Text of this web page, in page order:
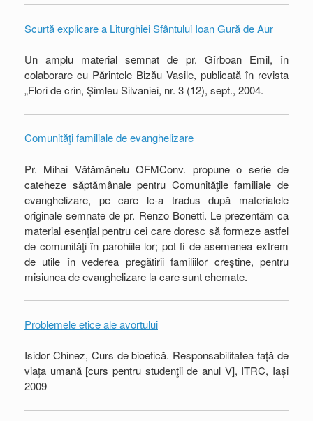
Scurtă explicare a Liturghiei Sfântului Ioan Gură de Aur
Un amplu material semnat de pr. Gîrboan Emil, în
colaborare cu Părintele Bizău Vasile, publicată în revista
„Flori de crin, Șimleu Silvaniei, nr. 3 (12), sept., 2004.
Comunităţi familiale de evanghelizare
Pr. Mihai Vătămănelu OFMConv. propune o serie de
cateheze săptămânale pentru Comunităţile familiale de
evanghelizare, pe care le-a tradus după materialele
originale semnate de pr. Renzo Bonetti. Le prezentăm ca
material esenţial pentru cei care doresc să formeze astfel
de comunităţi în parohiile lor; pot fi de asemenea extrem
de utile în vederea pregătirii familiilor creştine, pentru
misiunea de evanghelizare la care sunt chemate.
Problemele etice ale avortului
Isidor Chinez, Curs de bioetică. Responsabilitatea față de
viața umană [curs pentru studenţii de anul V], ITRC, Iași
2009